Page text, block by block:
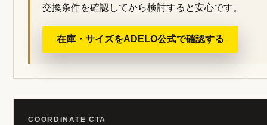
交換条件を確認してから検討すると安心です。
在庫・サイズをADELO公式で確認する
COORDINATE CTA